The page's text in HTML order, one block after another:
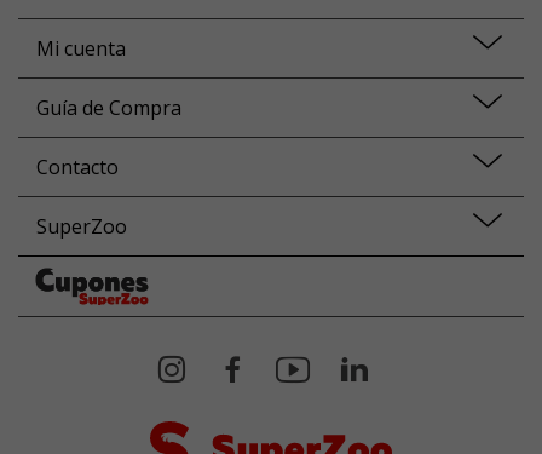
Mi cuenta
Guía de Compra
Contacto
SuperZoo